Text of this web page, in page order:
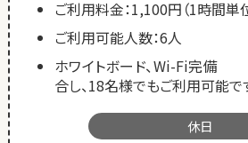
ご利用料金：1,100円（1時間単
ご利用可能人数：6人
ホワイトボード、Wi-
合し、18名様でもご利用可能で
休日